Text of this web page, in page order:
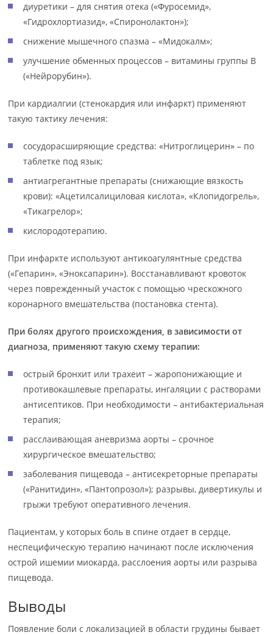
диуретики – для снятия отека («Фуросемид»,
«Гидрохлортиазид», «Спиронолактон»);
снижение мышечного спазма – «Мидокалм»;
улучшение обменных процессов – витамины группы В
(«Нейрорубин»).
При кардиалгии (стенокардия или инфаркт) применяют
такую тактику лечения:
сосудорасширяющие средства: «Нитроглицерин» – по
таблетке под язык;
антиагрегантные препараты (снижающие вязкость
крови): «Ацетилсалициловая кислота», «Клопидогрель»,
«Тикагрелор»;
кислородотерапию.
При инфаркте используют антикоагулянтные средства
(«Гепарин», «Эноксапарин»). Восстанавливают кровоток
через поврежденный участок с помощью чрескожного
коронарного вмешательства (постановка стента).
При болях другого происхождения, в зависимости от
диагноза, применяют такую схему терапии:
острый бронхит или трахеит – жаропонижающие и
противокашлевые препараты, ингаляции с растворами
антисептиков. При необходимости – антибактериальная
терапия;
расслаивающая аневризма аорты – срочное
хирургическое вмешательство;
заболевания пищевода – антисекреторные препараты
(«Ранитидин», «Пантопрозол»); разрывы, дивертикулы и
грыжи требуют оперативного лечения.
Пациентам, у которых боль в спине отдает в сердце,
неспецифическую терапию начинают после исключения
острой ишемии миокарда, расслоения аорты или разрыва
пищевода.
Выводы
Появление боли с локализацией в области грудины бывает